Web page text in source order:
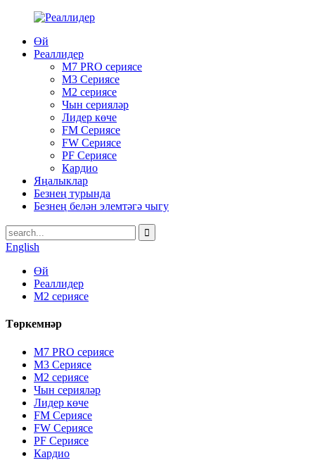
Өй
Реаллидер
M7 PRO сериясе
M3 Сериясе
M2 сериясе
Чын серияләр
Лидер көче
FM Сериясе
FW Сериясе
PF Сериясе
Кардио
Яңалыклар
Безнең турында
Безнең белән элемтәгә чыгу
English
Өй
Реаллидер
M2 сериясе
Төркемнәр
M7 PRO сериясе
M3 Сериясе
M2 сериясе
Чын серияләр
Лидер көче
FM Сериясе
FW Сериясе
PF Сериясе
Кардио